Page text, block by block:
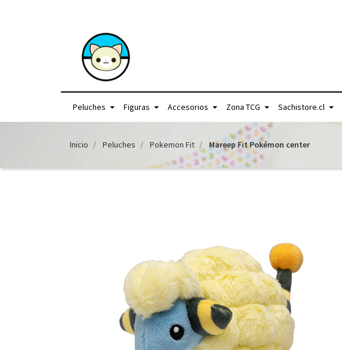
Peluches Figuras Accesorios Zona TCG Sachistore.cl
Inicio Peluches Pokemon Fit Mareep Fit Pokémon center